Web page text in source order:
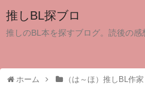
推しBL探ブロ
推しのBL本を探すブログ。読後の感
ホーム （は～ほ）推しBL作